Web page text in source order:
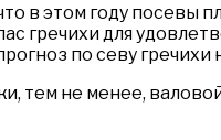
в этом году посевы
гречихи для
по севу гречихи
тем не менее,